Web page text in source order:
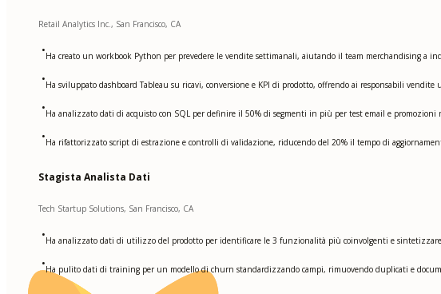
Retail Analytics Inc., San Francisco, CA
•Ha creato un workbook Python per prevedere le vendite settimanali, aiutando il team merchandising a
•Ha sviluppato dashboard Tableau su ricavi, conversione e KPI di prodotto, offrendo ai responsabili
•Ha analizzato dati di acquisto con SQL per definire il 50% di segmenti in più per test email e promozioni
•Ha rifattorizzato script di estrazione e controlli di validazione, riducendo del 20% il tempo di
Stagista Analista Dati
Tech Startup Solutions, San Francisco, CA
•Ha analizzato dati di utilizzo del prodotto per identificare le 3 funzionalità più coinvolgenti e
•Ha pulito dati di training per un modello di churn standardizzando campi, rimuovendo duplicati e